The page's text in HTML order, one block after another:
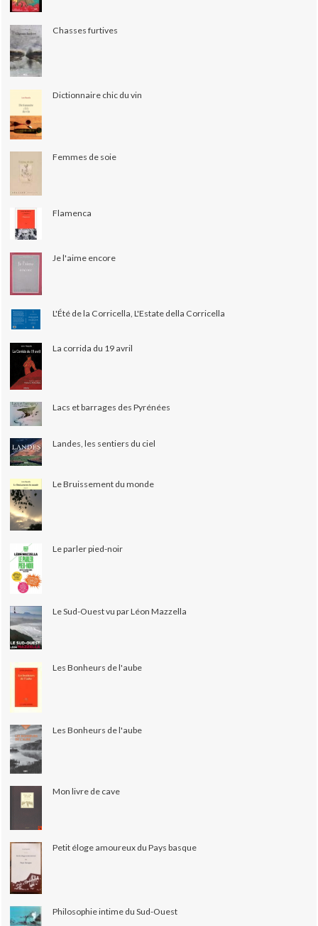
Chasses furtives
Dictionnaire chic du vin
Femmes de soie
Flamenca
Je l'aime encore
L'Été de la Corricella, L'Estate della Corricella
La corrida du 19 avril
Lacs et barrages des Pyrénées
Landes, les sentiers du ciel
Le Bruissement du monde
Le parler pied-noir
Le Sud-Ouest vu par Léon Mazzella
Les Bonheurs de l'aube
Les Bonheurs de l'aube
Mon livre de cave
Petit éloge amoureux du Pays basque
Philosophie intime du Sud-Ouest